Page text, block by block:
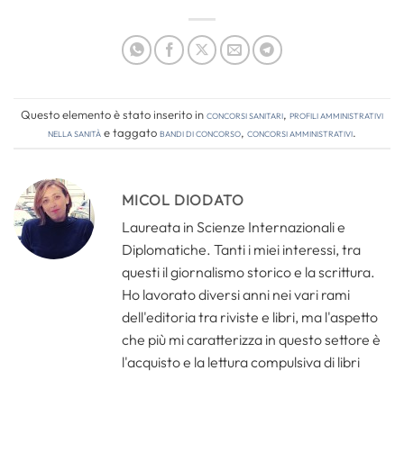
Questo elemento è stato inserito inConcorsi Sanitari, Profili amministrativi
nella sanitàe taggatobandi di concorso, concorsi amministrativi.
MICOL DIODATO
Laureata in Scienze Internazionali e
Diplomatiche. Tanti i miei interessi, tra
questi il giornalismo storico e la scrittura.
Ho lavorato diversi anni nei vari rami
dell'editoria tra riviste e libri, ma l'aspetto
che più mi caratterizza in questo settore è
l'acquisto e la lettura compulsiva di libri